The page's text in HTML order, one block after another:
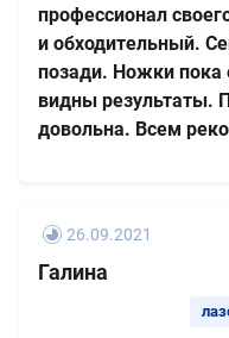
профессионал
и обходительный.
позади. Ножки пока
видны результаты.
довольна. Всем
26.09.2021
Галина